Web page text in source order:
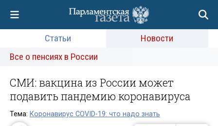
Статьи
Новости
Все о пенсиях в России
СМИ: вакцина из России может
подавить пандемию коронавируса
Тема: Коронавирус COVID-19: что надо знать